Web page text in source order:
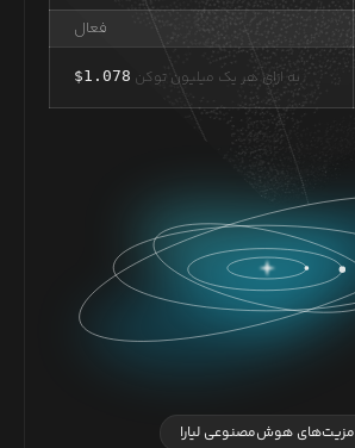
فعال
$1.078 به ازای هر یک میلیون توکن
مزیت‌های هوش‌مصنوعی لیارا